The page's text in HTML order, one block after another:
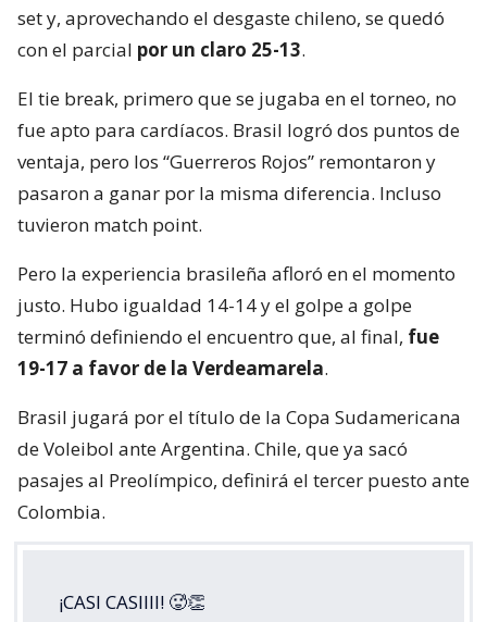
set y, aprovechando el desgaste chileno, se quedó
con el parcial por un claro 25-13.
El tie break, primero que se jugaba en el torneo, no
fue apto para cardíacos. Brasil logró dos puntos de
ventaja, pero los “Guerreros Rojos” remontaron y
pasaron a ganar por la misma diferencia. Incluso
tuvieron match point.
Pero la experiencia brasileña afloró en el momento
justo. Hubo igualdad 14-14 y el golpe a golpe
terminó definiendo el encuentro que, al final, fue
19-17 a favor de la Verdeamarela.
Brasil jugará por el título de la Copa Sudamericana
de Voleibol ante Argentina. Chile, que ya sacó
pasajes al Preolímpico, definirá el tercer puesto ante
Colombia.
¡CASI CASIIII! 🥵👏